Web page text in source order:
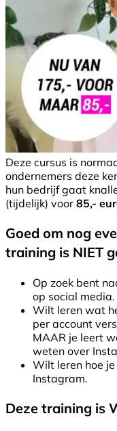
Deze cursus is
ondernemers deze
hun bedrijf gaat
(tijdelijk) voor 85,-
Goed om nog
training is NIET
Op zoek bent
op social media.
Wilt leren wat
per account
MAAR je leert
weten over
Wilt leren hoe
Instagram.
Deze training is